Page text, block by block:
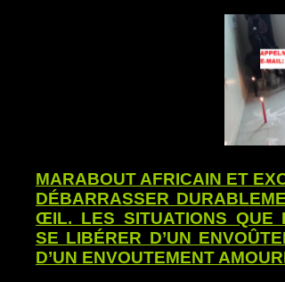
MARABOUT AFRICAIN ET
DÉBARRASSER
ŒIL. LES SITUATIONS QUE
SE LIBÉRER D’UN
D’UN ENVOUTEMENT